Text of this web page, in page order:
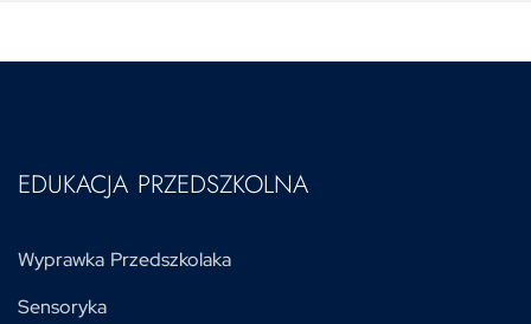
EDUKACJA PRZEDSZKOLNA
Wyprawka Przedszkolaka
Sensoryka